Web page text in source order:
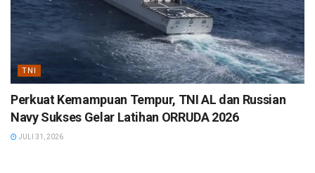
TNI
Perkuat Kemampuan Tempur, TNI AL dan Russian
Navy Sukses Gelar Latihan ORRUDA 2026
JULI 31, 2026